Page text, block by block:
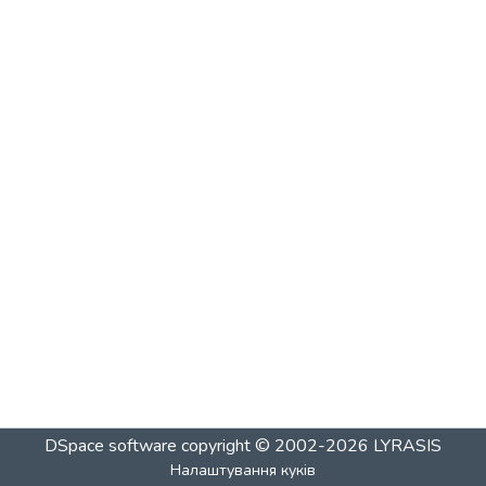
DSpace software copyright © 2002-2026 LYRASIS
Налаштування куків